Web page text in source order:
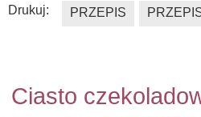
Drukuj: PRZEPIS
Ciasto